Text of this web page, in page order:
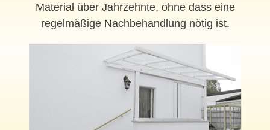
Material über Jahrzehnte, ohne dass eine
regelmäßige Nachbehandlung nötig ist.